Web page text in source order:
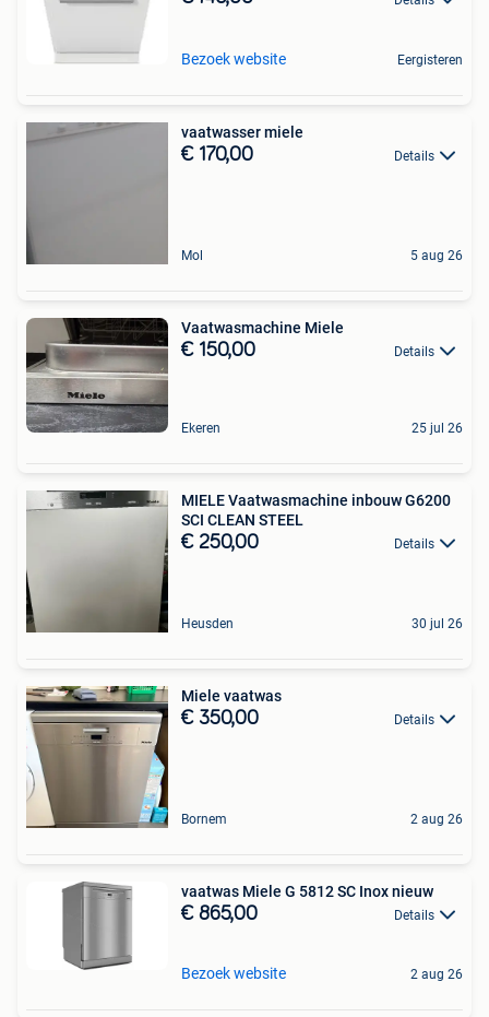
Bezoek website Eergisteren
vaatwasser miele
€ 170,00 Details
Mol 5 aug 26
Vaatwasmachine Miele
€ 150,00 Details
Ekeren 25 jul 26
MIELE Vaatwasmachine inbouw G6200
SCI CLEAN STEEL
€ 250,00 Details
Heusden 30 jul 26
Miele vaatwas
€ 350,00 Details
Bornem 2 aug 26
vaatwas Miele G 5812 SC Inox nieuw
€ 865,00 Details
Bezoek website 2 aug 26